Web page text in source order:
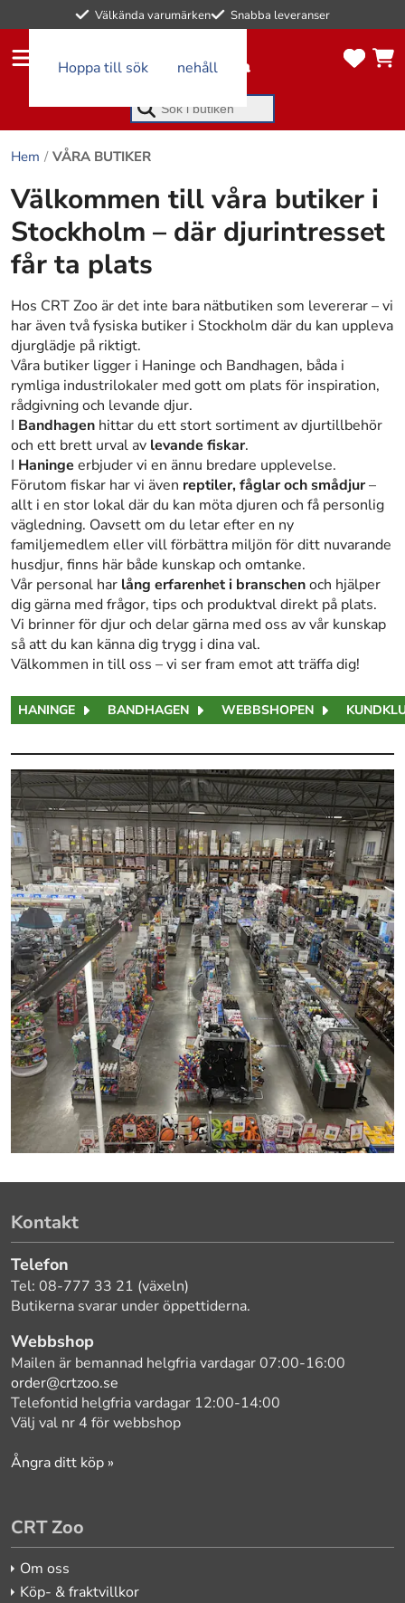
Hoppa till huvudinnehåll
Hoppa till sök
Välkända varumärken Snabba leveranser
artikl
ar i
favor
kund
Börja skriva för att söka
Hem VÅRA BUTIKER
Välkommen till våra butiker i
Stockholm – där djurintresset
får ta plats
Hos CRT Zoo är det inte bara nätbutiken som levererar – vi
har även två fysiska butiker i Stockholm där du kan uppleva
djurglädje på riktigt.
Våra butiker ligger i Haninge och Bandhagen, båda i
rymliga industrilokaler med gott om plats för inspiration,
rådgivning och levande djur.
I Bandhagen hittar du ett stort sortiment av djurtillbehör
och ett brett urval av levande fiskar.
I Haninge erbjuder vi en ännu bredare upplevelse.
Förutom fiskar har vi även reptiler, fåglar och smådjur–
allt i en stor lokal där du kan möta djuren och få personlig
vägledning. Oavsett om du letar efter en ny
familjemedlem eller vill förbättra miljön för ditt nuvarande
husdjur, finns här både kunskap och omtanke.
Vår personal har lång erfarenhet i branschenoch hjälper
dig gärna med frågor, tips och produktval direkt på plats.
Vi brinner för djur och delar gärna med oss av vår kunskap
så att du kan känna dig trygg i dina val.
Välkommen in till oss – vi ser fram emot att träffa dig!
HANINGE BANDHAGEN WEBBSHOPEN
Kontakt
Telefon
Tel: 08-777 33 21 (växeln)
Butikerna svarar under öppettiderna.
Webbshop
Mailen är bemannad helgfria vardagar 07:00-16:00
order@crtzoo.se
Telefontid helgfria vardagar 12:00-14:00
Välj val nr 4 för webbshop
Ångra ditt köp »
CRT Zoo
Om oss
Köp- & fraktvillkor